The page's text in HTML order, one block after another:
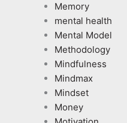
Memory
mental health
Mental Model
Methodology
Mindfulness
Mindmax
Mindset
Money